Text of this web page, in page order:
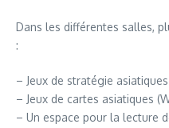
Dans les différentes salles,
:
– Jeux de stratégie
– Jeux de cartes asiatiques
– Un espace pour la lecture